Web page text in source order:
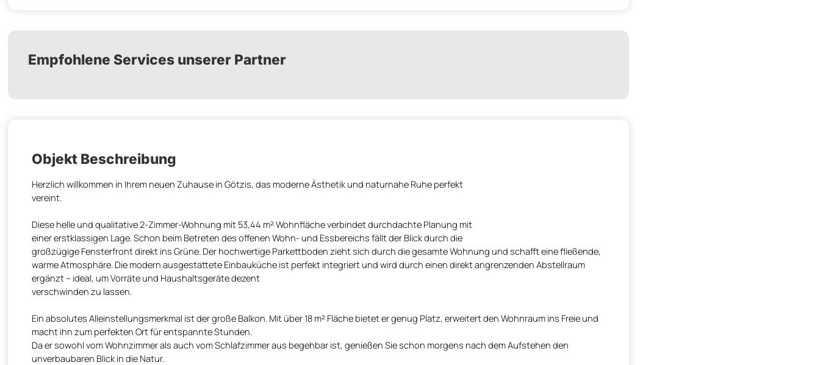
Empfohlene Services unserer Partner
Objekt Beschreibung
Herzlich willkommen in Ihrem neuen Zuhause in Götzis, das moderne Ästhetik und naturnahe Ruhe perfekt
vereint.
Diese helle und qualitative 2-Zimmer-Wohnung mit 53,44 m² Wohnfläche verbindet durchdachte Planung mit
einer erstklassigen Lage. Schon beim Betreten des offenen Wohn- und Essbereichs fällt der Blick durch die
großzügige Fensterfront direkt ins Grüne. Der hochwertige Parkettboden zieht sich durch die gesamte Wohnung und schafft eine fließende,
warme Atmosphäre. Die modern ausgestattete Einbauküche ist perfekt integriert und wird durch einen direkt angrenzenden Abstellraum
ergänzt – ideal, um Vorräte und Haushaltsgeräte dezent
verschwinden zu lassen.
Ein absolutes Alleinstellungsmerkmal ist der große Balkon. Mit über 18 m² Fläche bietet er genug Platz, erweitert den Wohnraum ins Freie und
macht ihn zum perfekten Ort für entspannte Stunden.
Da er sowohl vom Wohnzimmer als auch vom Schlafzimmer aus begehbar ist, genießen Sie schon morgens nach dem Aufstehen den
unverbaubaren Blick in die Natur.